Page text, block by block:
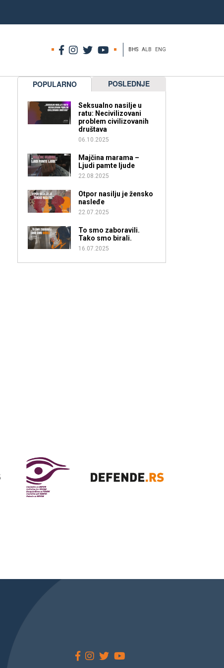
BHS ALB ENG
POPULARNO POSLEDNJE
Seksualno nasilje u
ratu: Necivilizovani
problem civilizovanih
društava
06.10.2025
Majčina marama –
Ljudi pamte ljude
22.08.2025
Otpor nasilju je žensko
nasleđe
22.07.2025
To smo zaboravili.
Tako smo birali.
16.07.2025